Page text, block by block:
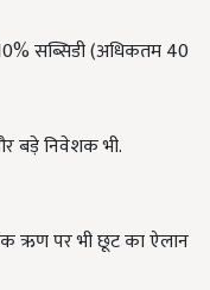
सब्सिडी (अधिकतम 40
बड़े निवेशक भी.
ऋण पर भी छूट का ऐलान